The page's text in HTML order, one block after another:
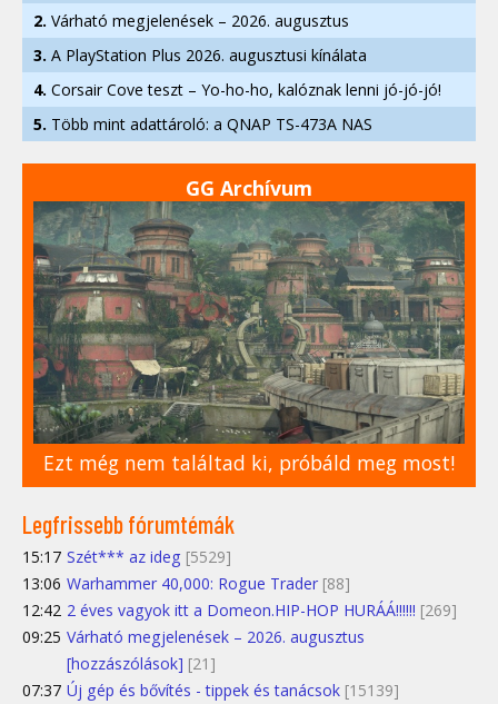
2. Várható megjelenések – 2026. augusztus
3. A PlayStation Plus 2026. augusztusi kínálata
4. Corsair Cove teszt – Yo-ho-ho, kalóznak lenni jó-jó-jó!
5. Több mint adattároló: a QNAP TS-473A NAS
GG Archívum
Ezt még nem találtad ki, próbáld meg most!
Legfrissebb fórumtémák
15:17 Szét*** az ideg [5529]
13:06 Warhammer 40,000: Rogue Trader [88]
12:42 2 éves vagyok itt a Domeon.HIP-HOP HURÁÁ!!!!!! [269]
09:25 Várható megjelenések – 2026. augusztus
[hozzászólások] [21]
07:37 Új gép és bővítés - tippek és tanácsok [15139]